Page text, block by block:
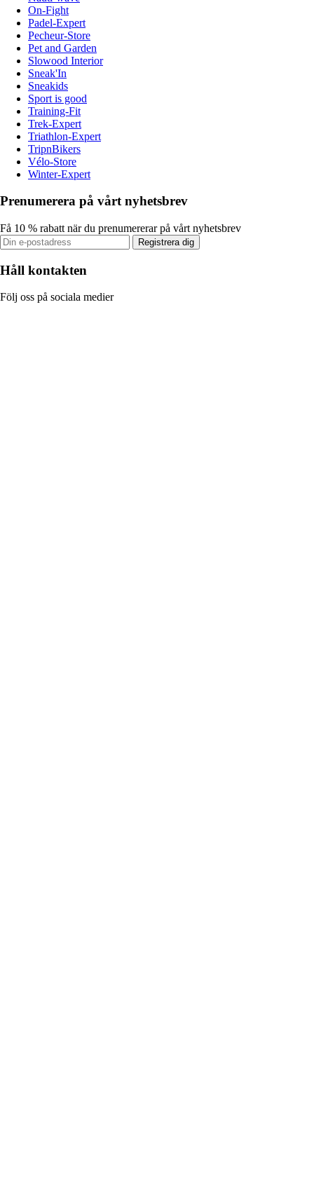
On-Fight
Padel-Expert
Pecheur-Store
Pet and Garden
Slowood Interior
Sneak'In
Sneakids
Sport is good
Training-Fit
Trek-Expert
Triathlon-Expert
TripnBikers
Vélo-Store
Winter-Expert
Prenumerera på vårt nyhetsbrev
Få 10 % rabatt när du prenumererar på vårt nyhetsbrev
Registrera dig
Håll kontakten
Följ oss på sociala medier